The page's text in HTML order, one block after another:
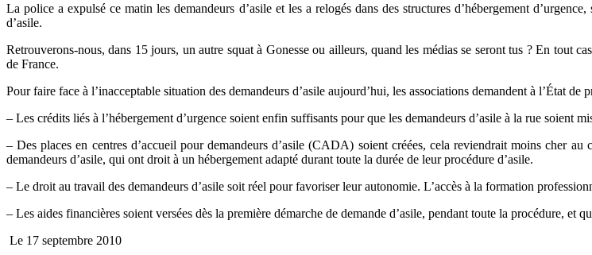
La police a expulsé ce matin les demandeurs d’asile et les a relogés dans des structures d’hébergement
d’asile.
Retrouverons-nous, dans 15 jours, un autre squat à Gonesse ou ailleurs, quand les médias se seront tus ? En tout
de France.
Pour faire face à l’inacceptable situation des demandeurs d’asile aujourd’hui, les associations demandent à l’État de
– Les crédits liés à l’hébergement d’urgence soient enfin suffisants pour que les demandeurs d’asile à la rue soient
– Des places en centres d’accueil pour demandeurs d’asile (CADA) soient créées, cela reviendrait moins cher
demandeurs d’asile, qui ont droit à un hébergement adapté durant toute la durée de leur procédure d’asile.
– Le droit au travail des demandeurs d’asile soit réel pour favoriser leur autonomie. L’accès à la formation
– Les aides financières soient versées dès la première démarche de demande d’asile, pendant toute la procédure,
Le 17 septembre 2010